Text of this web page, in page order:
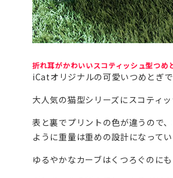
折れ耳がかわいいスコティッシュ型つ
iCatオリジナルの可愛いつめとぎで
大人気の猫型シリーズにスコティ
表と裏でプリントの色が違うので
ように重量は重めの設計になってい
ゆるやかなカーブはくつろぐのに